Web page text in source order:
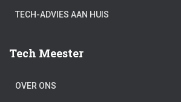
TECH-ADVIES AAN HUIS
Tech Meester
OVER ONS